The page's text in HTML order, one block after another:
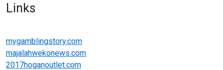
Links
mygamblingstory.com
majalahwekonews.com
2017hoganoutlet.com